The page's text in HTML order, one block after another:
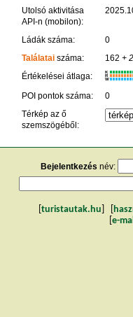
Utolsó aktivitása
API-n (mobilon):
Ládák száma:
0
Találataiszáma: 162 +
Értékelései átlaga:
K
R
W
POI pontok száma:
0
Térkép az ő
szemszögéből:
Bejelentkezés név:
turistautak.hu
e-